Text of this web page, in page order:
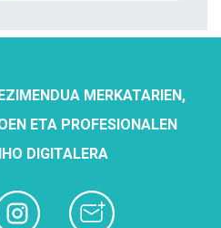
MERKATARIEN,
ETA PROFESIONALEN
DIGITALERA